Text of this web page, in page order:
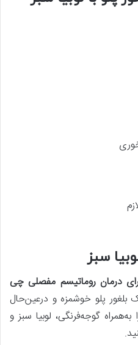
سبز
درمان روماتیسم مفصلی چی
پلو خوشمزه و درعین‌حال
به‌همراه گوجه‌فرنگی، لوبیا سبز و